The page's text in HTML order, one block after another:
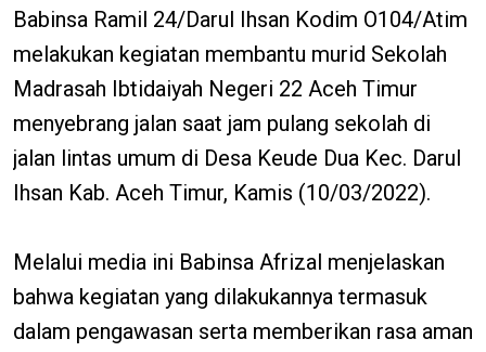
Babinsa Ramil 24/Darul Ihsan Kodim O104/Atim
melakukan kegiatan membantu murid Sekolah
Madrasah Ibtidaiyah Negeri 22 Aceh Timur
menyebrang jalan saat jam pulang sekolah di
jalan lintas umum di Desa Keude Dua Kec. Darul
Ihsan Kab. Aceh Timur, Kamis (10/03/2022).
Melalui media ini Babinsa Afrizal menjelaskan
bahwa kegiatan yang dilakukannya termasuk
dalam pengawasan serta memberikan rasa aman